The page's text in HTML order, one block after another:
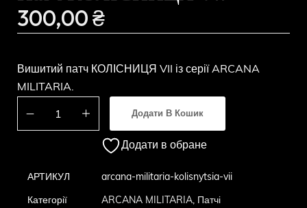
300,00₴
Вишитий патч КОЛІСНИЦЯ VII із серії ARCANA
MILITARIA.
Додати В Кошик
Додати в обране
АРТИКУЛ arcana-militaria-kolisnytsia-vii
Категорії ARCANA MILITARIA, Патчі